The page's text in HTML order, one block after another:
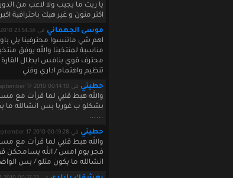
يا ريت ما يجيب ولا لاعب من
اكتر منون و غير هيك باحترافية
موسى الجهماني في September 16 2010 23:54:34
اهم شي ماتنسوا محترفينا يلي
مناسبة لمنتخبنا والله يوفق
محترف قوي بنافس ابطال
تنظيم واهتمام اداري وفني
حطيني في September 17 2010 00:14:10
والله هبط قلبي لما قرأت مع
بشكلو ب غوربا بس انشالله ما
......
حطيني في September 17 2010 00:19:28
والله هبط قلبي لما قرأت مع
فجر يوم امس / الله يسامحكن
انشالله ما يكون متلو / بس